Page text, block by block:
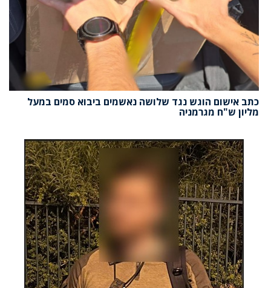
כתב אישום הוגש נגד שלושה נאשמים ביבוא סמים במעל
מליון ש"ח מגרמניה